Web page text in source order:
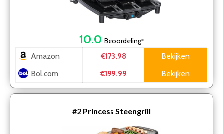
10.0 Beoordeling*
Amazon €173.98
Bekijken
Bol.com
€199.99 Bekijken
#2 Princess Steengrill